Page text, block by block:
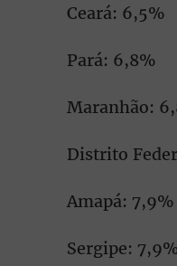
Ceará: 6,5%
Pará: 6,8%
Maranhão:
Distrito
Amapá: 7,9%
Sergipe: